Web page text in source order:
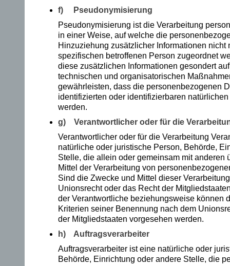
ne
G
e
w
alt
erf
ah
ru
ng
en
zu
rd
f) Pseudonymisierung
Pseudonymisierung ist die Verarbeitung
in einer Weise, auf welche die
Hinzuziehung zusätzlicher Informationen nicht
spezifischen betroffenen Person zugeordnet
diese zusätzlichen Informationen gesondert
technischen und organisatorischen
gewährleisten, dass die personenbezogenen
identifizierten oder identifizierbaren
werden.
g) Verantwortlicher oder für die
Verantwortlicher oder für die Verarbeitung
natürliche oder juristische Person, Behörde,
Stelle, die allein oder gemeinsam mit anderen
Mittel der Verarbeitung von
Sind die Zwecke und Mittel dieser
Unionsrecht oder das Recht der
der Verantwortliche beziehungsweise können
Kriterien seiner Benennung nach dem
der Mitgliedstaaten vorgesehen werden.
h) Auftragsverarbeiter
Auftragsverarbeiter ist eine natürliche oder
Behörde, Einrichtung oder andere Stelle, die